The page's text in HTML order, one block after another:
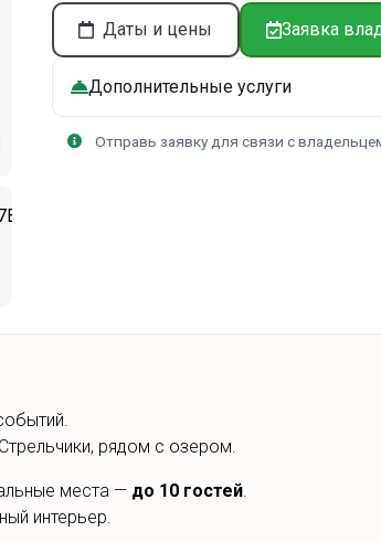
10 гостей - 900 р
каждый последующий 100 р
Пятница, суббота, праздничные:
2 гостя - 400 р
3 гостя - 450 р
Даты и цены Заявка
Дополнительные услуги
Отправь заявку для связи с
рядом с озером.
места — до 10 гостей
интерьер.